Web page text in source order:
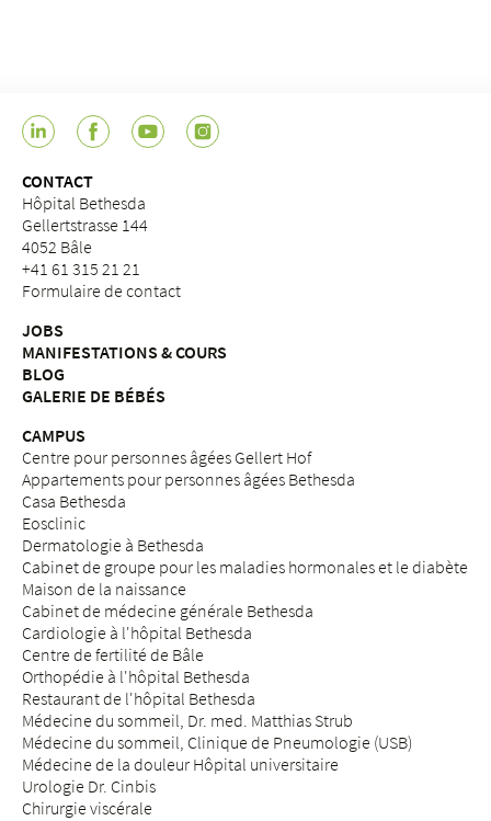
CONTACT
Hôpital Bethesda
Gellertstrasse 144
4052 Bâle
+41 61 315 21 21
Formulaire de contact
JOBS
MANIFESTATIONS & COURS
BLOG
GALERIE DE BÉBÉS
CAMPUS
Centre pour personnes âgées Gellert Hof
Appartements pour personnes âgées Bethesda
Casa Bethesda
Eosclinic
Dermatologie à Bethesda
Cabinet de groupe pour les maladies hormonales et le diabète
Maison de la naissance
Cabinet de médecine générale Bethesda
Cardiologie à l'hôpital Bethesda
Centre de fertilité de Bâle
Orthopédie à l'hôpital Bethesda
Restaurant de l'hôpital Bethesda
Médecine du sommeil, Dr. med. Matthias Strub
Médecine du sommeil, Clinique de Pneumologie (USB)
Médecine de la douleur Hôpital universitaire
Urologie Dr. Cinbis
Chirurgie viscérale